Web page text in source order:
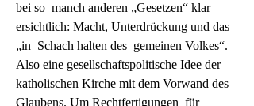
bei so  manch anderen „Gesetzen“ klar
ersichtlich: Macht, Unterdrückung und das
„in  Schach halten des  gemeinen Volkes“.
Also eine gesellschaftspolitische Idee der
katholischen Kirche mit dem Vorwand des
Glaubens. Um Rechtfertigungen  für